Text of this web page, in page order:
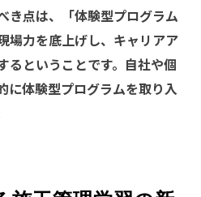
き点は、「体験型プログラム
場力を底上げし、キャリアア
るということです。自社や個
に体験型プログラムを取り入